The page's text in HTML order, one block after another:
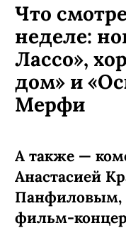
Что
неделе:
Лассо»,
дом» и
Мерфи
А также —
Анастасией
Панфиловым,
фильм-